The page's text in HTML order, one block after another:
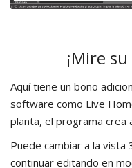
¡Mire
Aquí tiene un bono
software como Live
planta, el programa crea
Puede cambiar a la vista
continuar editando en